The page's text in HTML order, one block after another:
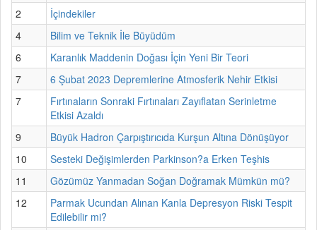
2
İçindekiler
4
Bilim ve Teknik İle Büyüdüm
6
Karanlık Maddenin Doğası İçin Yeni Bir Teori
7
6 Şubat 2023 Depremlerine Atmosferik Nehir Etkisi
7
Fırtınaların Sonraki Fırtınaları Zayıflatan Serinletme
Etkisi Azaldı
9
Büyük Hadron Çarpıştırıcıda Kurşun Altına Dönüşüyor
10
Sesteki Değişimlerden Parkinson?a Erken Teşhis
11
Gözümüz Yanmadan Soğan Doğramak Mümkün mü?
12
Parmak Ucundan Alınan Kanla Depresyon Riski Tespit
Edilebilir mi?